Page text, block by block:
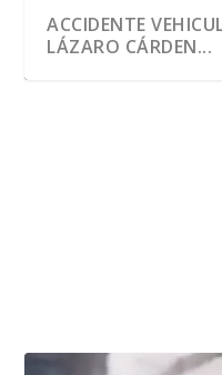
ACCIDENTE
LÁZARO CÁRDEN...